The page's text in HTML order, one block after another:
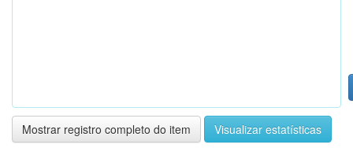
Mostrar registro completo do item Visualizar estatísticas